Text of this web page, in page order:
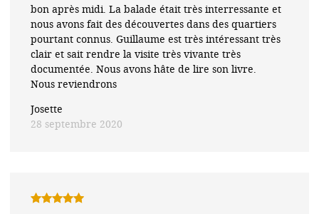
Josette
28 septembre 2020
bon après midi. La balade était très interressante et
nous avons fait des découvertes dans des quartiers
pourtant connus. Guillaume est très intéressant très
clair et sait rendre la visite très vivante très
documentée. Nous avons hâte de lire son livre.
Nous reviendrons